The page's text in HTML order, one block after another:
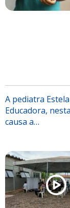
A pediatra
Educadora,
causa a…